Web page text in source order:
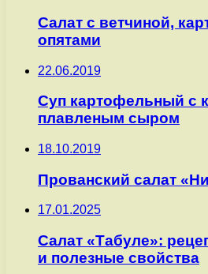
Салат с ветчиной,
опятами
22.06.2019
Суп картофельный с
плавленым сыром
18.10.2019
Прованский салат
17.01.2025
Салат «Табуле»:
и полезные свойства